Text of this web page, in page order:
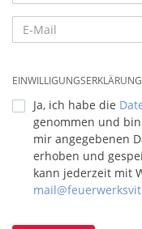
Ja, ich habe die
genommen und
mir angegebenen
erhoben und
kann jederzeit mit